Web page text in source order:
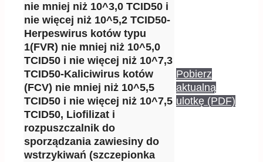
nie mniej niż 10^3,0 TCID50 i
nie więcej niż 10^5,2 TCID50-
Herpeswirus kotów typu
1(FVR) nie mniej niż 10^5,0
TCID50 i nie więcej niż 10^7,3
TCID50-Kaliciwirus kotów
(FCV) nie mniej niż 10^5,5
TCID50 i nie więcej niż 10^7,5
TCID50, Liofilizat i
rozpuszczalnik do
sporządzania zawiesiny do
wstrzykiwań (szczepionka
Pobierz
aktualną
ulotkę (PDF)